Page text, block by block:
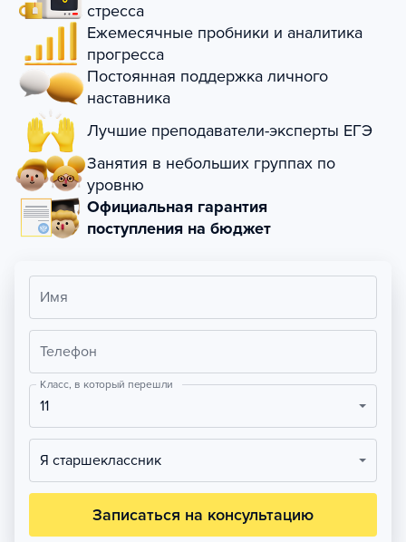
стресса
Ежемесячные пробники и аналитика
прогресса
Постоянная поддержка личного
наставника
Лучшие преподаватели-эксперты ЕГЭ
Занятия в небольших группах по
уровню
Официальная гарантия
поступления на бюджет
Имя
Телефон
Класс, в который перешли
11
Я старшеклассник
Записаться на консультацию